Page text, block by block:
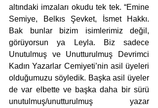
altındaki imzaları okudu tek tek. “Emine
Semiye, Belkıs Şevket, İsmet Hakkı.
Bak bunlar bizim isimlerimiz değil,
görüyorsun ya Leyla. Biz sadece
Unutulmuş ve Unutturulmuş Devrimci
Kadın Yazarlar Cemiyeti’nin asil üyeleri
olduğumuzu söyledik. Başka asil üyeler
de var elbette ve başka daha bir sürü
unutulmuş/unutturulmuş yazar